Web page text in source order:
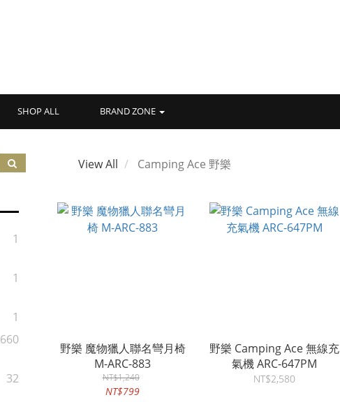
SHOP ALL BRAND ZONE
1
1
1
660
32
View All Camping Ace 野樂
野樂 魔物獵人聯名彎月椅
M-ARC-883
NT$1,240
NT$799
野樂 Camping Ace 無線充
氣機 ARC-647PM
NT$2,580